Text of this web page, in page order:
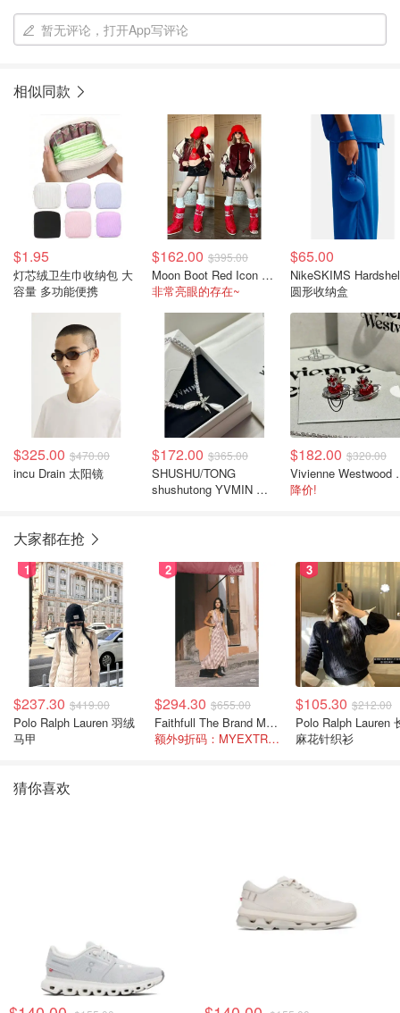
暂无评论，打开App写评论
相似同款
$1.95
灯芯绒卫生巾收纳包 大
容量 多功能便携
$162.00 $395.00
Moon Boot Red Icon 尼龙靴 红色
非常亮眼的存在~
$65.00
NikeSKIMS
圆形收纳盒
$325.00 $470.00
incu Drain 太阳镜
$172.00 $365.00
SHUSHU/TONG
shushutong YVMIN 羽
$182.00 $320.00
降价!
大家都在抢
1
$237.30 $419.00
Polo Ralph Lauren 羽绒
马甲
2
$294.30 $655.00
Faithfull The Brand Marais 格纹亚麻吊带中长连衣裙
额外9折码：MYEXTRA10
3
$105.30 $212.00
Polo Ralph Lauren 长袖
麻花针织衫
猜你喜欢